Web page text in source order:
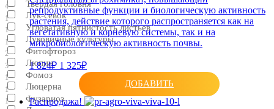
4
Лук-севок
1
Луковичные культуры
2
Люпин
1
Люцерна
1
Твердая головня
1
Угловатая пятнистость листьев
1
Фитофтороз
3
Фомоз
1
Фузариоз
репродуктивные функции и биологическую активность
растения, действие которого распространяется как на
вегетативную и корневую системы, так и на
микробиологическую активность почвы.
1 824₽ 1 325₽
ДОБАВИТЬ
Распродажа!